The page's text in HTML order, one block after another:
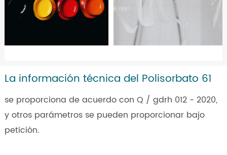
La información técnica del Polisorbato 61
se proporciona de acuerdo con Q / gdrh 012 - 2020,
y otros parámetros se pueden proporcionar bajo
petición.